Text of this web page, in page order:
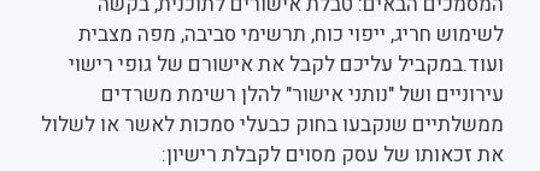
לשימוש חריג, ייפוי כוח, תרשימי סביבה, מפה מצבית
ועוד.במקביל עליכם לקבל את אישורם של גופי רישוי
עירוניים ושל "נותני אישור" להלן רשימת משרדים
ממשלתיים שנקבעו בחוק כבעלי סמכות לאשר או לשלול
את זכאותו של עסק מסוים לקבלת רישיון: